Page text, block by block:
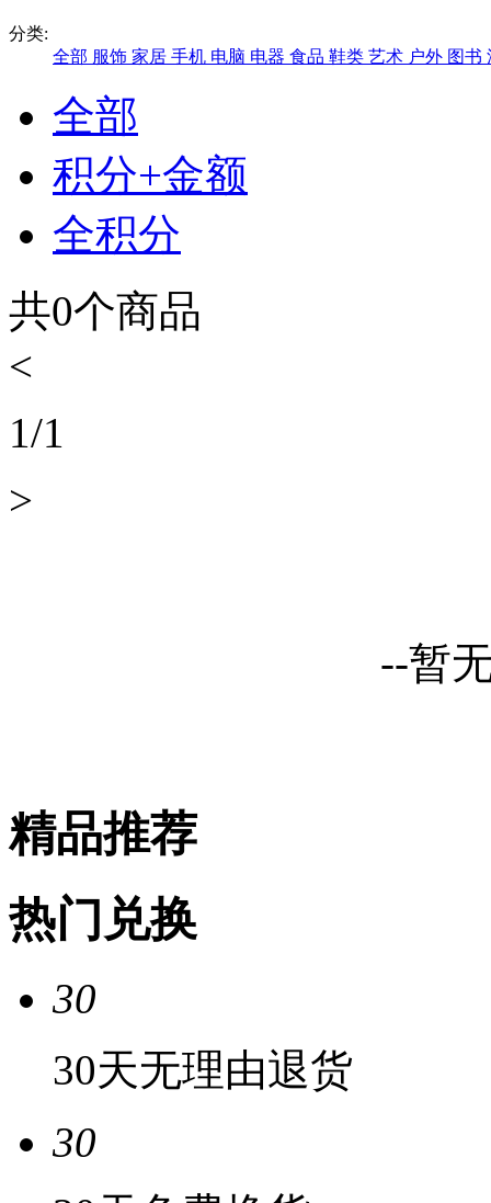
分类:
全部 服饰 家居 手机 电脑 电器 食品 鞋类 艺术 户外 图书
全部
积分+金额
全积分
共0个商品
<
1/1
>
--暂
精品推荐
热门兑换
30
30天无理由退货
30